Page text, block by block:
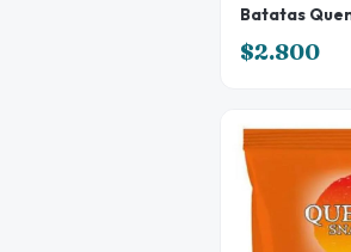
Batatas
$2.800